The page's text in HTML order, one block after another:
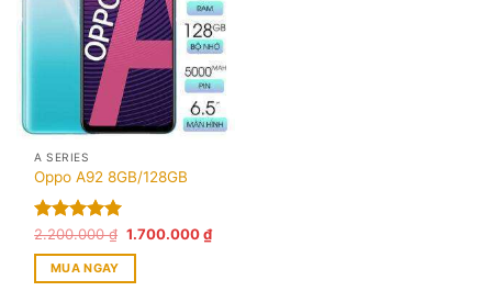
A SERIES
Oppo A92 8GB/128GB
Được xếp
hạng5.00
5 sao
2.200.000₫ Giá
là:
1.700.000₫Giá
hiện
MUA NGAY